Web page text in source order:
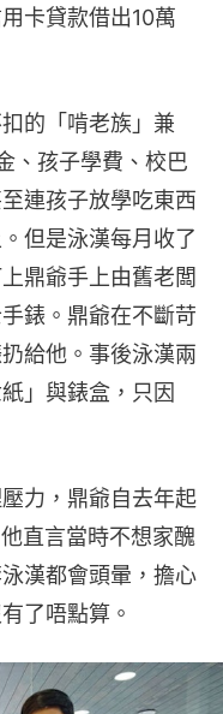
卡貸款借出10萬
的「啃老族」兼
、孩子學費、校巴
連孩子放學吃東西
但是泳漢每月收了
鼎爺手上由舊老闆
錶。鼎爺在不斷苛
給他。事後泳漢兩
」與錶盒，只因
力，鼎爺自去年起
直言當時不想家醜
漢都會頭暈，擔心
了唔點算。